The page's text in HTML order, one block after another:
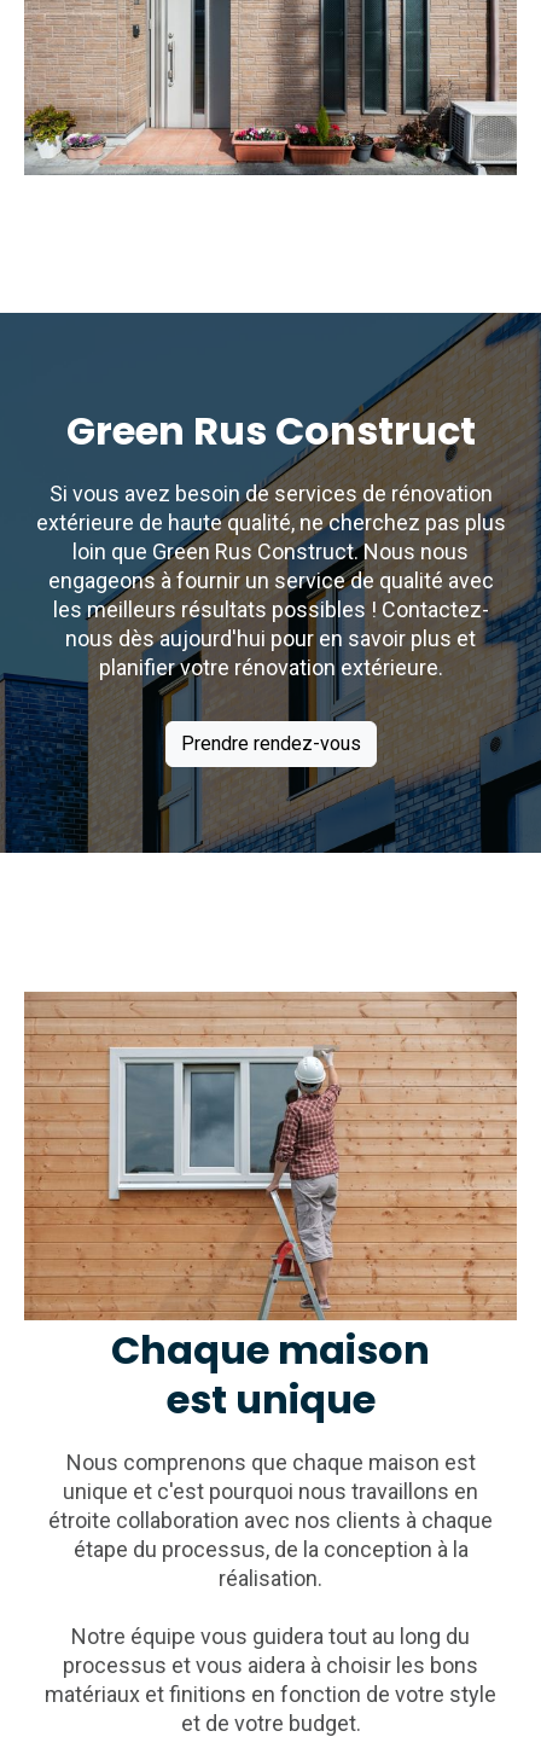
Green Rus Construct
Si vous avez besoin de services de rénovation
extérieure de haute qualité, ne cherchez pas plus
loin que Green Rus Construct. Nous nous
engageons à fournir un service de qualité avec
les meilleurs résultats possibles ! Contactez-
nous dès aujourd'hui pour en savoir plus et
planifier votre rénovation extérieure.
Prendre rendez-vous
Chaque maison
est unique
Nous comprenons que chaque maison est
unique et c'est pourquoi nous travaillons en
étroite collaboration avec nos clients à chaque
étape du processus, de la conception à la
réalisation.
Notre équipe vous guidera tout au long du
processus et vous aidera à choisir les bons
matériaux et finitions en fonction de votre style
et de votre budget.